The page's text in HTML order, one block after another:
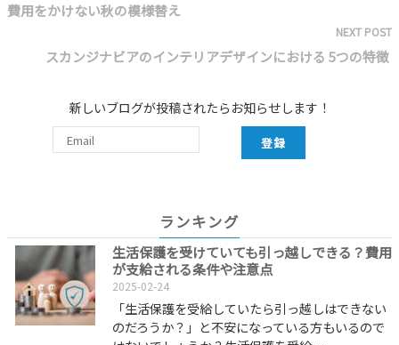
費用をかけない秋の模様替え
NEXT POST
スカンジナビアのインテリアデザインにおける 5つの特徴
ランキング
生活保護を受けていても引っ越しできる？費用
が支給される条件や注意点
2025-02-24
「生活保護を受給していたら引っ越しはできない
のだろうか？」と不安になっている方もいるので
新しいブログが投稿されたらお知らせします！
登録